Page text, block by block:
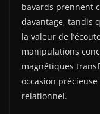
bavards prennent
davantage, tandis
la valeur de
manipulations
magnétiques
occasion
relationnel.